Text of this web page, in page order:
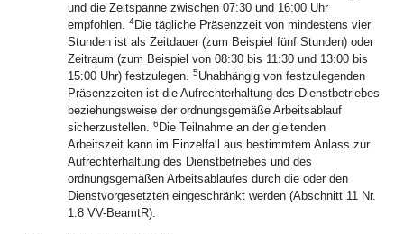
und die Zeitspanne zwischen 07:30 und 16:00 Uhr
empfohlen. 4Die tägliche Präsenzzeit von mindestens vier
Stunden ist als Zeitdauer (zum Beispiel fünf Stunden) oder
Zeitraum (zum Beispiel von 08:30 bis 11:30 und 13:00 bis
15:00 Uhr) festzulegen. 5Unabhängig von festzulegenden
Präsenzzeiten ist die Aufrechterhaltung des Dienstbetriebes
beziehungsweise der ordnungsgemäße Arbeitsablauf
sicherzustellen. 6 Die Teilnahme an der gleitenden
Arbeitszeit kann im Einzelfall aus bestimmtem Anlass zur
Aufrechterhaltung des Dienstbetriebes und des
ordnungsgemäßen Arbeitsablaufes durch die oder den
Dienstvorgesetzten eingeschränkt werden (Abschnitt 11 Nr.
1.8 VV-BeamtR).